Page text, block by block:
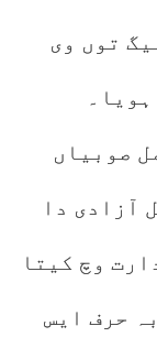
توں وی
صوبیاں
آزادی دا
وچ کیتا
حرف ایس